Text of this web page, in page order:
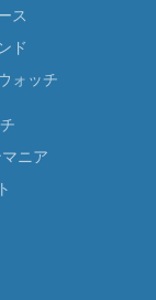
ス
ド
ォッチ
ニア